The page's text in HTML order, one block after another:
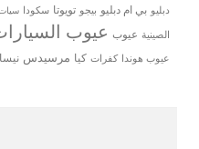
دبليو بي ام دبليو بيجو تويوتا سكودا
الصينية عيوب عيوب
عيوب هوندا كفرات كيا مرسيدس